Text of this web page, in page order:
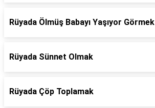
Rüyada Ölmüş Babayı Yaşıyor Görmek
Rüyada Sünnet Olmak
Rüyada Çöp Toplamak